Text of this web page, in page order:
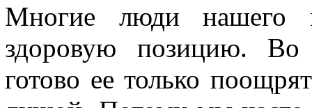
Многие люди нашего
здоровую позицию. Во
готово ее только